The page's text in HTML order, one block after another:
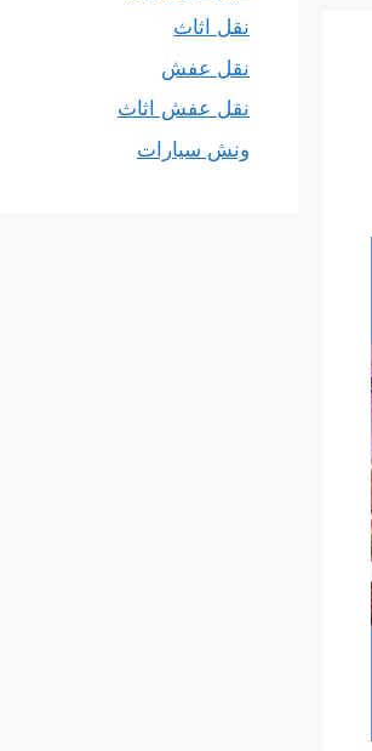
نقل اثاث
نقل عفش
نقل عفش اثاث
ونش سيارات